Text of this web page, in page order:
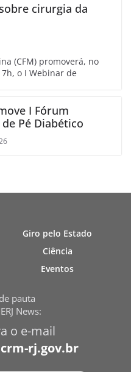
cirurgia da
(CFM) promoverá, no
o I Webinar de
I Fórum
Pé Diabético
Giro pelo Estado
Ciência
Eventos
pauta
News:
o e-mail
rj.gov.br